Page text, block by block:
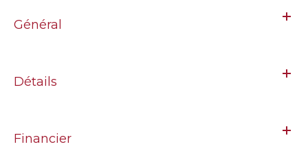
Général
Détails
Financier